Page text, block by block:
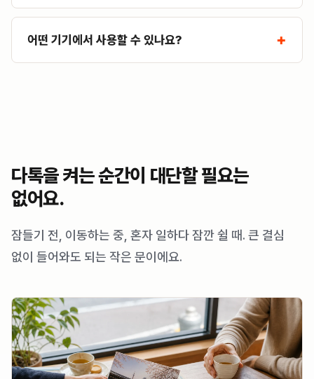
어떤 기기에서 사용할 수 있나요?
다톡을 켜는 순간이 대단할 필요는
없어요.
잠들기 전, 이동하는 중, 혼자 일하다 잠깐 쉴 때. 큰 결심
없이 들어와도 되는 작은 문이에요.